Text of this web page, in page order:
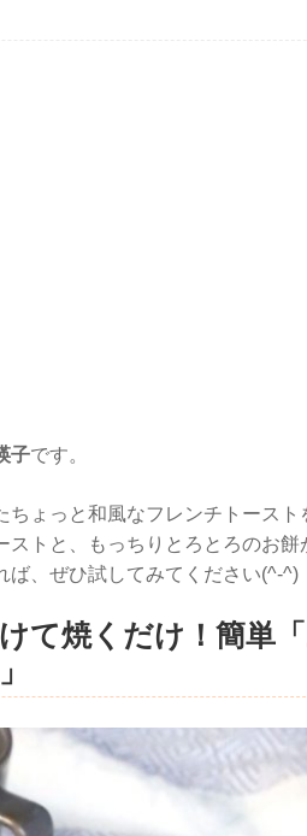
子です。
ちょっと和風なフレンチトースト
ストと、もっちりとろとろのお餅
ば、ぜひ試してみてください(^-^)
て焼くだけ！簡単